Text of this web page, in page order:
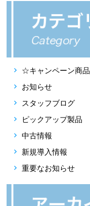
☆キャンペーン商品
お知らせ
スタッフブログ
ピックアップ製品
中古情報
新規導入情報
重要なお知らせ